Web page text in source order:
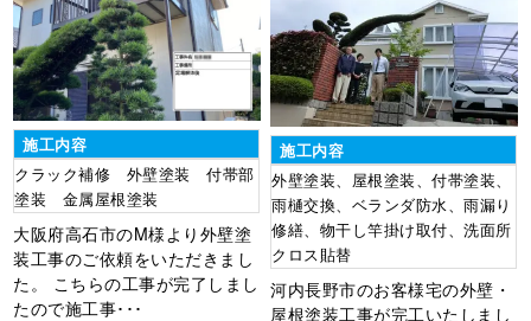
施工内容
クラック補修 外壁塗装 付帯部
塗装 金属屋根塗装
大阪府高石市のM様より外壁塗
装工事のご依頼をいただきまし
た。 こちらの工事が完了しまし
たので施工事･･･
施工内容
外壁塗装、屋根塗装、付帯塗装、
雨樋交換、ベランダ防水、雨漏り
修繕、物干し竿掛け取付、洗面所
クロス貼替
河内長野市のお客様宅の外壁・
屋根塗装工事が完工いたしまし